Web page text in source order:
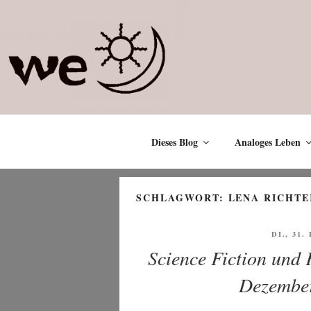
Dieses Blog Analoges Leben
SCHLAGWORT: LENA
DI., 31.
Science Fiction und